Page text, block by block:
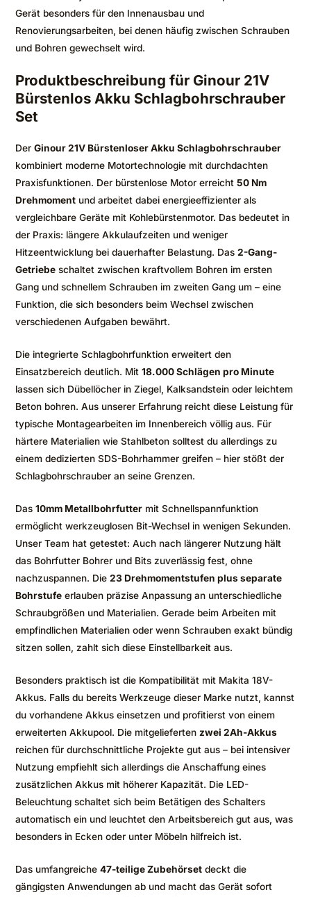
Gerät besonders für den Innenausbau und
Renovierungsarbeiten, bei denen häufig zwischen Schrauben
und Bohren gewechselt wird.
Produktbeschreibung für Ginour 21V
Bürstenlos Akku Schlagbohrschrauber
Set
Der Ginour 21V Bürstenloser Akku Schlagbohrschrauber
kombiniert moderne Motortechnologie mit durchdachten
Praxisfunktionen. Der bürstenlose Motor erreicht 50 Nm
Drehmoment und arbeitet dabei energieeffizienter als
vergleichbare Geräte mit Kohlebürstenmotor. Das bedeutet in
der Praxis: längere Akkulaufzeiten und weniger
Hitzeentwicklung bei dauerhafter Belastung. Das 2-Gang-
Getriebe schaltet zwischen kraftvollem Bohren im ersten
Gang und schnellem Schrauben im zweiten Gang um – eine
Funktion, die sich besonders beim Wechsel zwischen
verschiedenen Aufgaben bewährt.
Die integrierte Schlagbohrfunktion erweitert den
Einsatzbereich deutlich. Mit 18.000 Schlägen pro Minute
lassen sich Dübellöcher in Ziegel, Kalksandstein oder leichtem
Beton bohren. Aus unserer Erfahrung reicht diese Leistung für
typische Montagearbeiten im Innenbereich völlig aus. Für
härtere Materialien wie Stahlbeton solltest du allerdings zu
einem dedizierten SDS-Bohrhammer greifen – hier stößt der
Schlagbohrschrauber an seine Grenzen.
Das 10mm Metallbohrfutter mit Schnellspannfunktion
ermöglicht werkzeuglosen Bit-Wechsel in wenigen Sekunden.
Unser Team hat getestet: Auch nach längerer Nutzung hält
das Bohrfutter Bohrer und Bits zuverlässig fest, ohne
nachzuspannen. Die 23 Drehmomentstufen plus separate
Bohrstufe erlauben präzise Anpassung an unterschiedliche
Schraubgrößen und Materialien. Gerade beim Arbeiten mit
empfindlichen Materialien oder wenn Schrauben exakt bündig
sitzen sollen, zahlt sich diese Einstellbarkeit aus.
Besonders praktisch ist die Kompatibilität mit Makita 18V-
Akkus. Falls du bereits Werkzeuge dieser Marke nutzt, kannst
du vorhandene Akkus einsetzen und profitierst von einem
erweiterten Akkupool. Die mitgelieferten zwei 2Ah-Akkus
reichen für durchschnittliche Projekte gut aus – bei intensiver
Nutzung empfiehlt sich allerdings die Anschaffung eines
zusätzlichen Akkus mit höherer Kapazität. Die LED-
Beleuchtung schaltet sich beim Betätigen des Schalters
automatisch ein und leuchtet den Arbeitsbereich gut aus, was
besonders in Ecken oder unter Möbeln hilfreich ist.
Das umfangreiche 47-teilige Zubehörset deckt die
gängigsten Anwendungen ab und macht das Gerät sofort